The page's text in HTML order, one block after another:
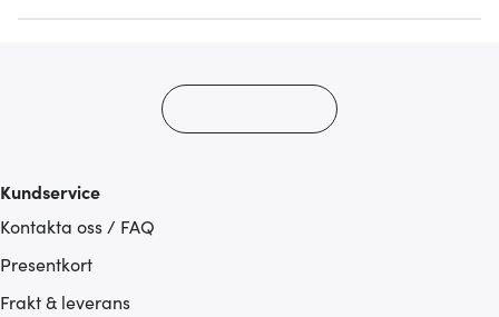
Kundservice
Kontakta oss / FAQ
Presentkort
Frakt & leverans